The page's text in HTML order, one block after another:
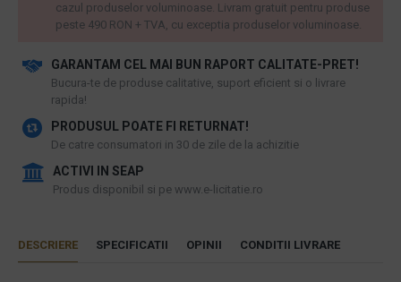
GARANTAM CEL MAI BUN RAPORT CALITATE-PRET!
​Bucura-te de produse calitative, suport eficient si o livrare
rapida!
PRODUSUL POATE FI RETURNAT!
De catre consumatori in 30 de zile de la achizitie
ACTIVI IN SEAP
Produs disponibil si pe www.e-licitatie.ro
cazul produselor voluminoase. Livram gratuit pentru produse
peste 490 RON + TVA, cu exceptia produselor voluminoase.
DESCRIERE SPECIFICATII OPINII CONDITII LIVRARE